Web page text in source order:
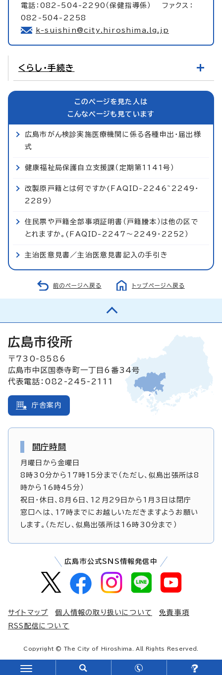
電話：082-504-2290（保健指導係） ファクス：
082-504-2258
k-suishin@city.hiroshima.lg.jp
くらし・手続き
このページを見た人は
こんなページも見ています
広島市がん検診実施医療機関に係る各種申出・届出様
式
健康福祉局保護自立支援課（定期第1141号）
改製原戸籍とは何ですか(FAQID-2246~2249・
2289）
住民票や戸籍全部事項証明書（戸籍謄本）は他の区で
とれますか。(FAQID-2247～2249・2252）
主治医意見書／主治医意見書記入の手引き
前のページへ戻る トップページへ戻る
広島市役所
〒730-8586
広島市中区国泰寺町一丁目6番34号
代表電話：082-245-2111
庁舎案内
開庁時間
月曜日から金曜日
8時30分から17時15分まで（ただし、似島出張所は8
時から16時45分）
祝日・休日、8月6日、12月29日から1月3日は閉庁
窓口へは、17時までにお越しいただきますようお願い
します。（ただし、似島出張所は16時30分まで）
広島市公式SNS情報発信中
サイトマップ 個人情報の取り扱いについて
免責事項
RSS配信について
Copyright © The City of Hiroshima. All Rights Reserved.